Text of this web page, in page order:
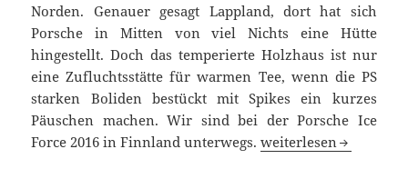
Norden. Genauer gesagt Lappland, dort hat sich
Porsche in Mitten von viel Nichts eine Hütte
hingestellt. Doch das temperierte Holzhaus ist nur
eine Zufluchtsstätte für warmen Tee, wenn die PS
starken Boliden bestückt mit Spikes ein kurzes
Päuschen machen. Wir sind bei der Porsche Ice
Force 2016 in Finnland unterwegs.Let’s Dance on Ice:
weiterlesen